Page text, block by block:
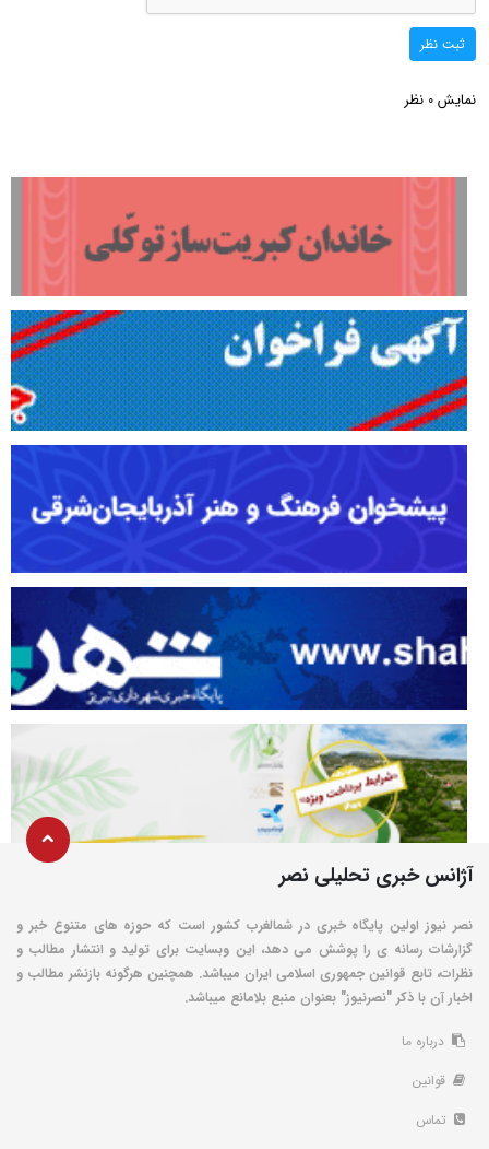
ثبت نظر
نمایش 0 نظر
آژانس خبری تحلیلی نصر
نصر نیوز اولین پایگاه خبری در شمالغرب کشور است که حوزه های متنوع خبر و
گزارشات رسانه ی را پوشش می دهد، این وبسایت برای تولید و انتشار مطالب و
نظرات، تابع قوانین جمهوری اسلامی ایران میباشد. همچنین هرگونه بازنشر مطالب و
اخبار آن با ذکر "نصرنیوز" بعنوان منبع بلامانع میباشد.
درباره ما
قوانین
تماس